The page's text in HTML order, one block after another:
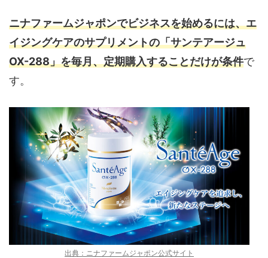
ニナファームジャポンでビジネスを始めるには、エ
イジングケアのサプリメントの「サンテアージュ
OX-288」を毎月、定期購入することだけが条件で
す。
出典：ニナファームジャポン公式サイト